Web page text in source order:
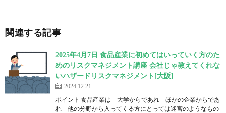
関連する記事
2025年4月7日 食品産業に初めてはいっていく方のた
めのリスクマネジメント講座 会社じゃ教えてくれな
いハザードリスクマネジメント[大阪]
2024.12.21
ポイント 食品産業は 大学からであれ ほかの企業からであ
れ 他の分野から入ってくる方にとっては迷宮のようなもの